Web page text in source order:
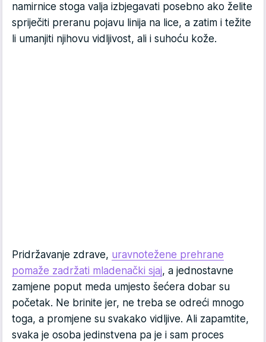
namirnice stoga valja izbjegavati posebno ako želite
spriječiti preranu pojavu linija na lice, a zatim i težite
li umanjiti njihovu vidljivost, ali i suhoću kože.
Pridržavanje zdrave, uravnotežene prehrane
pomaže zadržati mladenački sjaj, a jednostavne
zamjene poput meda umjesto šećera dobar su
početak. Ne brinite jer, ne treba se odreći mnogo
toga, a promjene su svakako vidljive. Ali zapamtite,
svaka je osoba jedinstvena pa je i sam proces